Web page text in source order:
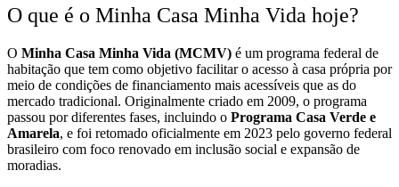
O que é o Minha Casa Minha Vida hoje?
O Minha Casa Minha Vida (MCMV) é um programa federal de
habitação que tem como objetivo facilitar o acesso à casa própria por
meio de condições de financiamento mais acessíveis que as do
mercado tradicional. Originalmente criado em 2009, o programa
passou por diferentes fases, incluindo o Programa Casa Verde e
Amarela, e foi retomado oficialmente em 2023 pelo governo federal
brasileiro com foco renovado em inclusão social e expansão de
moradias.